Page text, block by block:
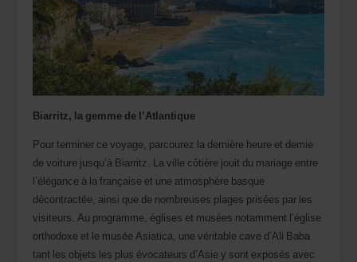
Biarritz, la gemme de l’Atlantique
Pour terminer ce voyage, parcourez la dernière heure et demie
de voiture jusqu’à Biarritz. La ville côtière jouit du mariage entre
l’élégance à la française et une atmosphère basque
décontractée, ainsi que de nombreuses plages prisées par les
visiteurs. Au programme, églises et musées notamment l’église
orthodoxe et le musée Asiatica, une véritable cave d’Ali Baba
tant les objets les plus évocateurs d’Asie y sont exposés avec